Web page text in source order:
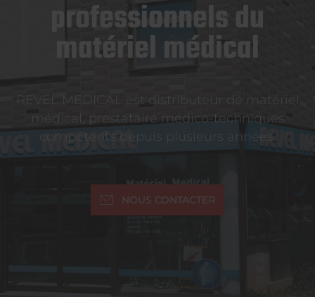
professionnels du
matériel médical
REVEL MEDICAL est distributeur de matériel
médical, prestataire médico-techniques
compétents depuis plusieurs années.
NOUS CONTACTER